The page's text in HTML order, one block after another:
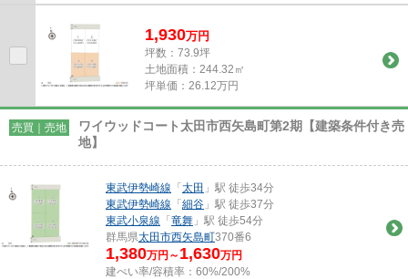
1,930万円
坪数：73.9坪
土地面積：244.32㎡
坪単価：26.12万円
売買｜売地
ワイウッドコート太田市西矢島町第2期【建築条件付き売
地】
東武伊勢崎線 「太田 」駅 徒歩34分
東武伊勢崎線 「細谷 」駅 徒歩37分
東武小泉線 「竜舞 」駅 徒歩54分
群馬県太田市西矢島町370番6
1,380万円～ 1,630万円
建ぺい率/容積率： 60%/200%